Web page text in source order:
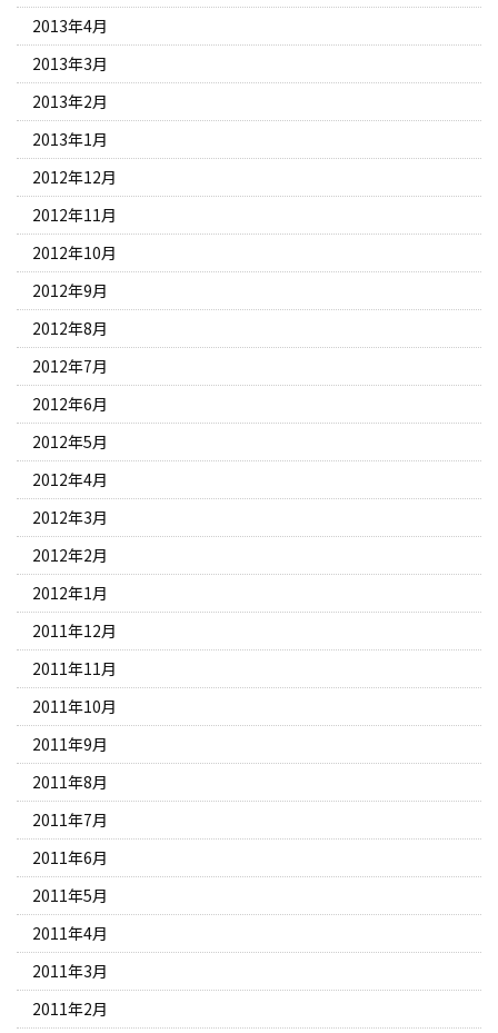
2013年4月
2013年3月
2013年2月
2013年1月
2012年12月
2012年11月
2012年10月
2012年9月
2012年8月
2012年7月
2012年6月
2012年5月
2012年4月
2012年3月
2012年2月
2012年1月
2011年12月
2011年11月
2011年10月
2011年9月
2011年8月
2011年7月
2011年6月
2011年5月
2011年4月
2011年3月
2011年2月